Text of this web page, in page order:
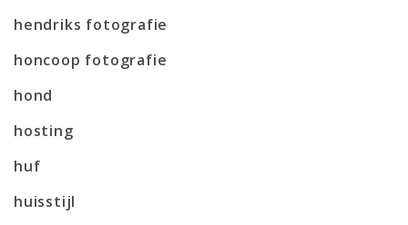
hendriks fotografie
honcoop fotografie
hond
hosting
huf
huisstijl